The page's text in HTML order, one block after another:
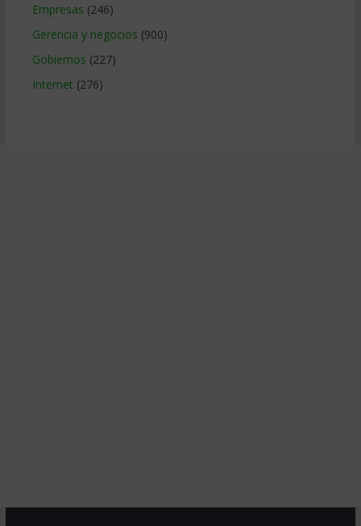
Empresas (246)
Gerencia y negocios (900)
Gobiernos (227)
Internet (276)